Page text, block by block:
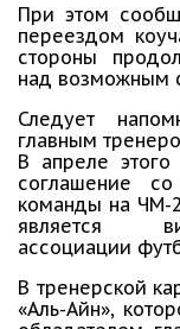
При этом
переездом
стороны
над возможным
Следует
главным
В апреле этого
соглашение
команды на ЧМ-
является
ассоциации
В тренерской
«Аль-Айн»,